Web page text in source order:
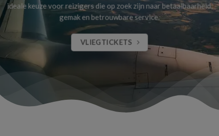
ideale keuze voor reizigers die op zoek zijn naar betaalbaarheid,
gemak en betrouwbare service.
VLIEGTICKETS